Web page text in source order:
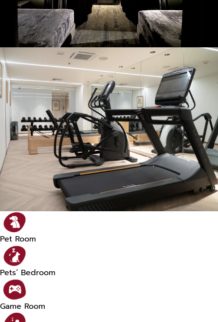
Pet Room
Pets’ Bedroom
Game Room